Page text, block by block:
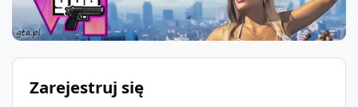
Zarejestruj się